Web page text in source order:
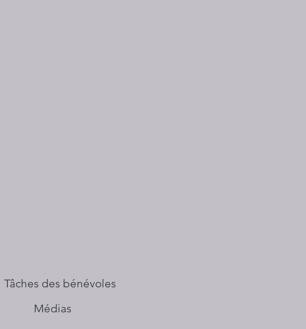
Tâches des bénévoles
Médias